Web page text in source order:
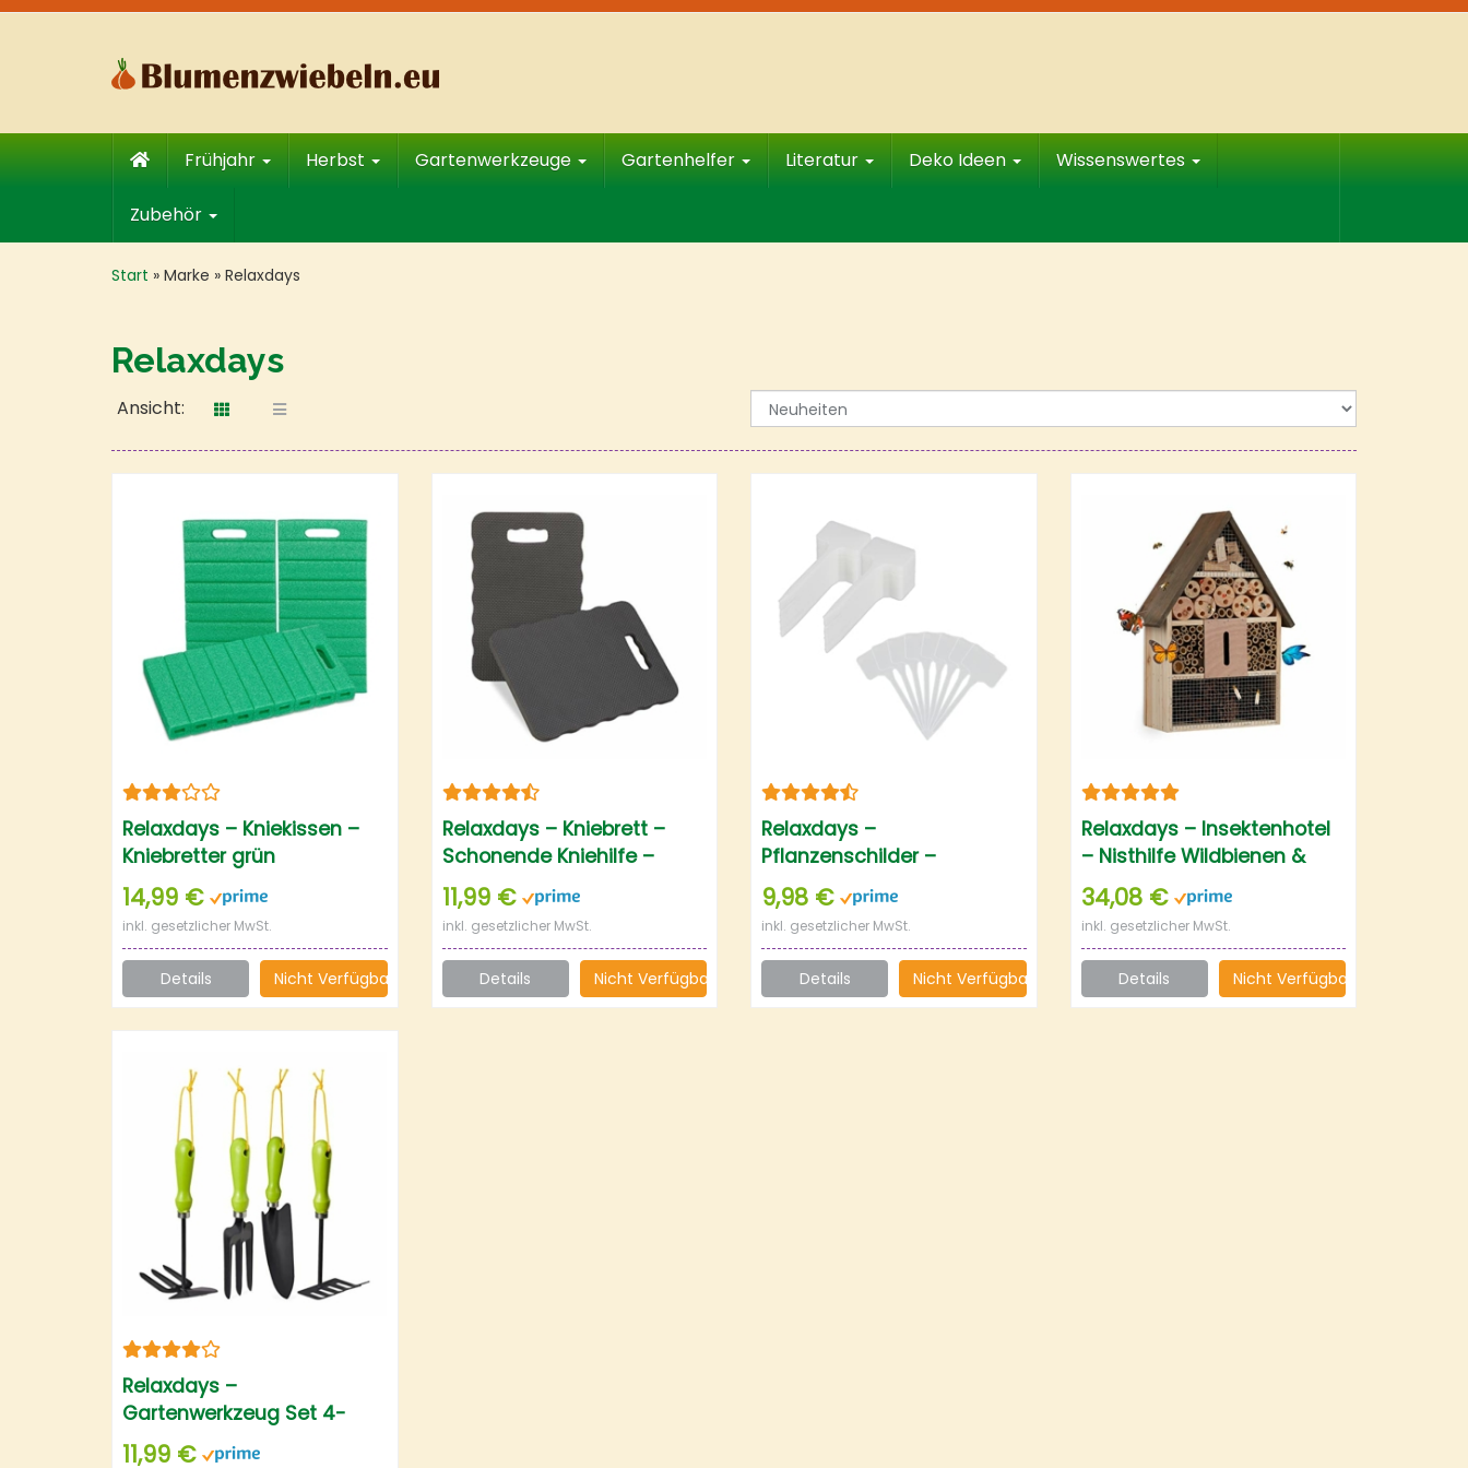
Skip
Frühjahr Herbst Gartenwerkzeuge Gartenhelfer Literatur Deko Ideen Wissenswertes
Zubehör
Start » Marke » Relaxdays
Relaxdays
Ansicht:
Relaxdays – Kniekissen –
Kniebretter grün
14,99 €
inkl. gesetzlicher MwSt.
Details Nicht Verfügbar
Relaxdays – Kniebrett –
Schonende Kniehilfe –
Kniematte
11,99 €
inkl. gesetzlicher MwSt.
Details Nicht Verfügbar
Relaxdays –
Pflanzenschilder –
Kunststoff Pflanzenstecker
9,98 €
inkl. gesetzlicher MwSt.
Details Nicht Verfügbar
Relaxdays – Insektenhotel
– Nisthilfe Wildbienen &
Schmetterlinge –
Bienenhotel
34,08 €
inkl. gesetzlicher MwSt.
Details Nicht Verfügbar
Relaxdays –
Gartenwerkzeug Set 4-
teilig – Blumenkelle –
11,99 €